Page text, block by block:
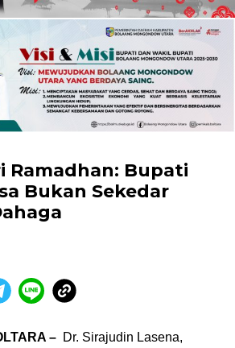
Ramadhan: Bupati
Bukan Sekedar
– Dr. Sirajudin Lasena,